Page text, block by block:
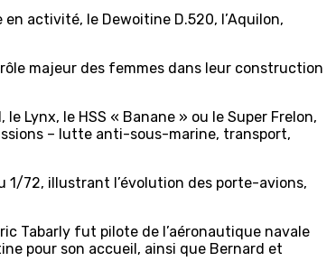
activité, le Dewoitine D.520, l’Aquilon,
majeur des femmes dans leur construction
Lynx, le HSS « Banane » ou le Super Frelon,
– lutte anti-sous-marine, transport,
1/72, illustrant l’évolution des porte-avions,
Tabarly fut pilote de l’aéronautique navale
pour son accueil, ainsi que Bernard et